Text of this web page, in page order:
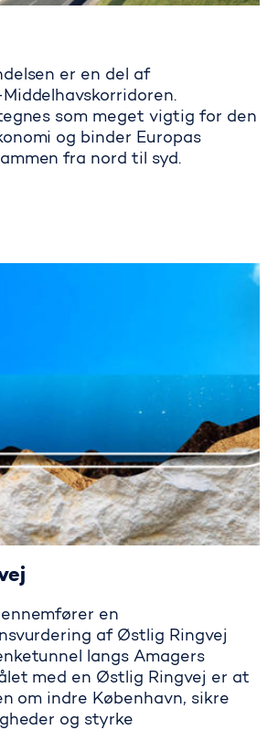
er en del af
som meget vigtig for den
og binder Europas
fra nord til syd.
en
af Østlig Ringvej
langs Amagers
med en Østlig Ringvej er at
om indre København, sikre
og styrke